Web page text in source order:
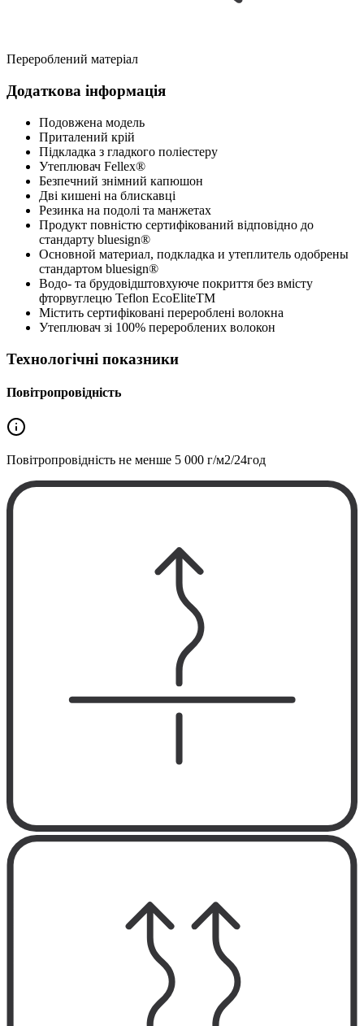
Перероблений матеріал
Додаткова інформація
Подовжена модель
Приталений крій
Підкладка з гладкого поліестеру
Утеплювач Fellex®
Безпечний знімний капюшон
Дві кишені на блискавці
Резинка на подолі та манжетах
Продукт повністю сертифікований відповідно до
стандарту bluesign®
Основной материал, подкладка и утеплитель одобрены
стандартом bluesign®
Водо- та брудовідштовхуюче покриття без вмісту
фторвуглецю Teflon EcoEliteTM
Містить сертифіковані перероблені волокна
Утеплювач зі 100% перероблених волокон
Технологічні показники
Повітропровідність
Повітропровідність не менше 5 000 г/м2/24год